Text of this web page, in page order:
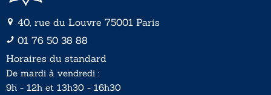
40, rue du Louvre 75001 Paris
01 76 50 38 88
Horaires du standard
De mardi à vendredi :
9h - 12h et 13h30 - 16h30